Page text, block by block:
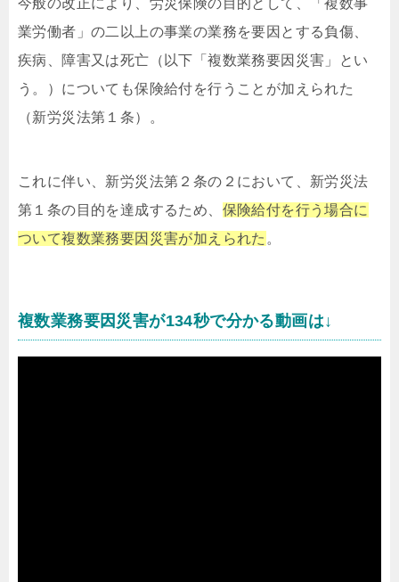
業労働者」の二以上の事業の業務を要因とする負傷、
疾病、障害又は死亡（以下「複数業務要因災害」とい
う。）についても保険給付を行うことが加えられた
（新労災法第１条）。
これに伴い、新労災法第２条の２において、新労災法
第１条の目的を達成するため、 保険給付を行う場合に
ついて複数業務要因災害が加えられた 。
複数業務要因災害が134秒で分かる動画は↓